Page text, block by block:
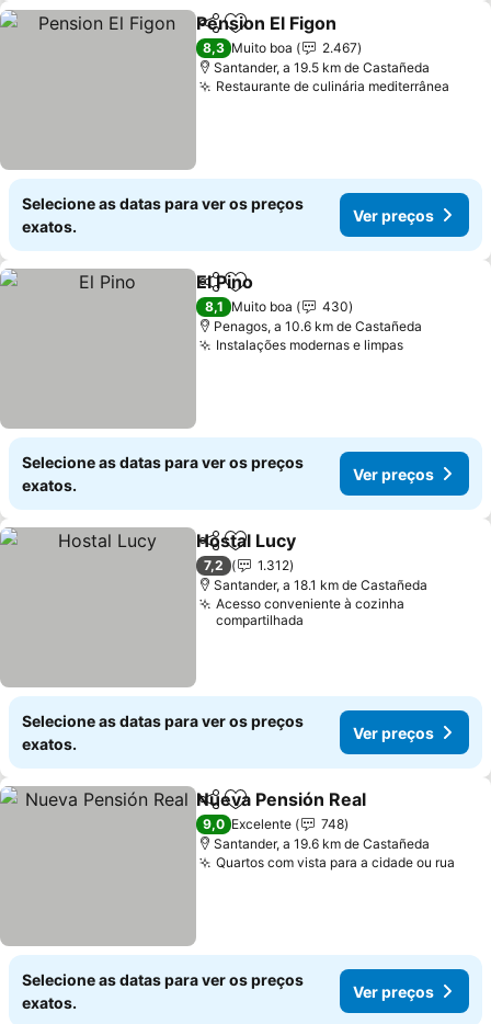
PartilharAdicionar aos favoritos
Pension El Figon
8,3 Muito boa
2.467
Santander, a 19.5 km de Castañeda
Restaurante de culinária mediterrânea
Selecione as datas para ver os preços
exatos.
Ver preços
PartilharAdicionar aos favoritos
El Pino
8,1 Muito boa
430
Penagos, a 10.6 km de Castañeda
Instalações modernas e limpasVer
Selecione as datas para ver os preços
exatos.
Ver preços
PartilharAdicionar aos favoritos
Hostal Lucy
7,2
1.312
Santander, a 18.1 km de Castañeda
Acesso conveniente à cozinha
compartilhada
Selecione as datas para ver os preços
exatos.
Ver preços
PartilharAdicionar aos favoritos
Nueva Pensión Real
9,0 Excelente
748
Santander, a 19.6 km de Castañeda
Quartos com vista para a cidade ou rua
Selecione as datas para ver os preços
exatos.
Ver preços